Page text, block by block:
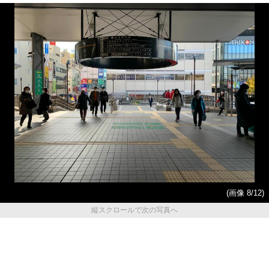
(画像 8/12)
縦スクロールで次の写真へ